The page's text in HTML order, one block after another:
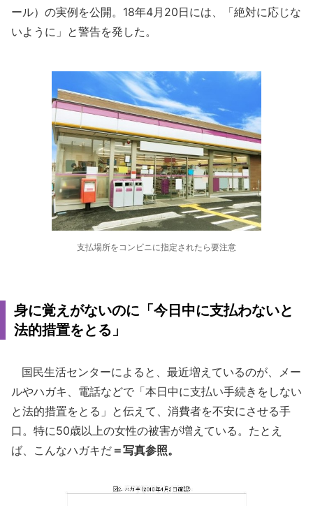
ール）の実例を公開。18年4月20日には、「絶対に応じな
いように」と警告を発した。
支払場所をコンビニに指定されたら要注意
身に覚えがないのに「今日中に支払わないと
法的措置をとる」
国民生活センターによると、最近増えているのが、メー
ルやハガキ、電話などで「本日中に支払い手続きをしない
と法的措置をとる」と伝えて、消費者を不安にさせる手
口。特に50歳以上の女性の被害が増えている。たとえ
ば、こんなハガキだ＝写真参照。